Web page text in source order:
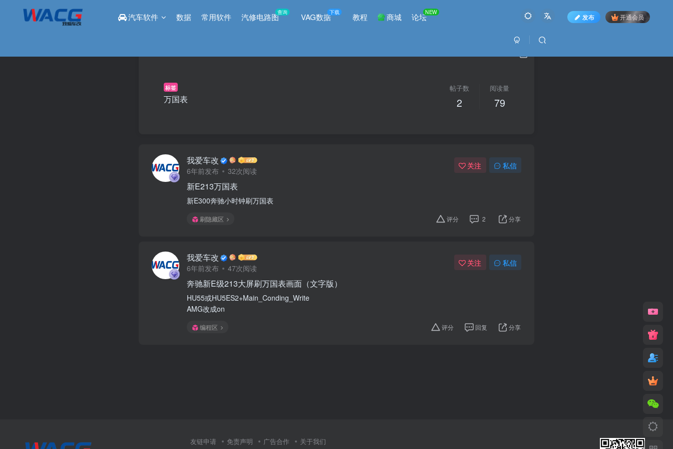
汽车软件 数据 常用软件 汽修电路图查询 VAG数据下载 教程 商城 论坛NEW
发布 开通会员
标签
万国表
帖子数
2
阅读量
79
我爱车改
6年前发布 32次阅读
关注 私信
新E213万国表
新E300奔驰小时钟刷万国表
刷隐藏区 评分 2 分享
我爱车改
6年前发布 47次阅读
关注 私信
奔驰新E级213大屏刷万国表画面（文字版）
HU55或HU5ES2+Main_Conding_Write
AMG改成on
编程区 评分 回复 分享
友链申请 免责声明 广告合作 关于我们